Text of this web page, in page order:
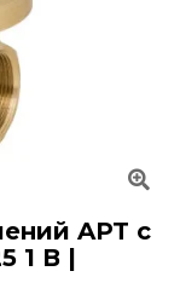
APT с
1 В |